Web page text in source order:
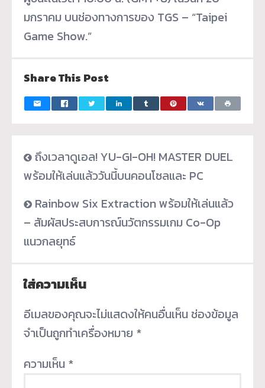
มกราคม บนช่องทางการของ TGS – “Taipei
Game Show.”
Share This Post
ถึงเวลาดูเอล! YU-GI-OH! MASTER DUEL
พร้อมให้เล่นแล้ววันนี้บนคอนโซลและ PC
Rainbow Six Extraction พร้อมให้เล่นแล้ว
– สัมผัสประสบการณ์นวัตกรรมเกม Co-Op
แนวกลยุทธ์
ใส่ความเห็น
อีเมลของคุณจะไม่แสดงให้คนอื่นเห็น ช่องข้อมูล
จำเป็นถูกทำเครื่องหมาย *
ความเห็น *